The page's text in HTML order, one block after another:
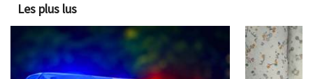
Les plus lus